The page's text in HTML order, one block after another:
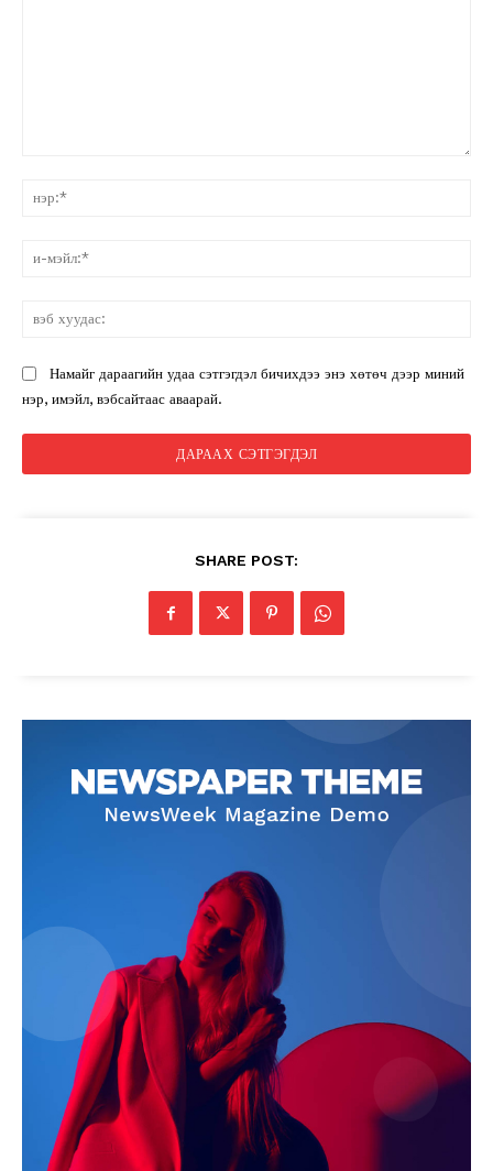
Намайг дараагийн удаа сэтгэгдэл бичихдээ энэ хөтөч дээр миний
нэр, имэйл, вэбсайтаас аваарай.
SHARE POST: